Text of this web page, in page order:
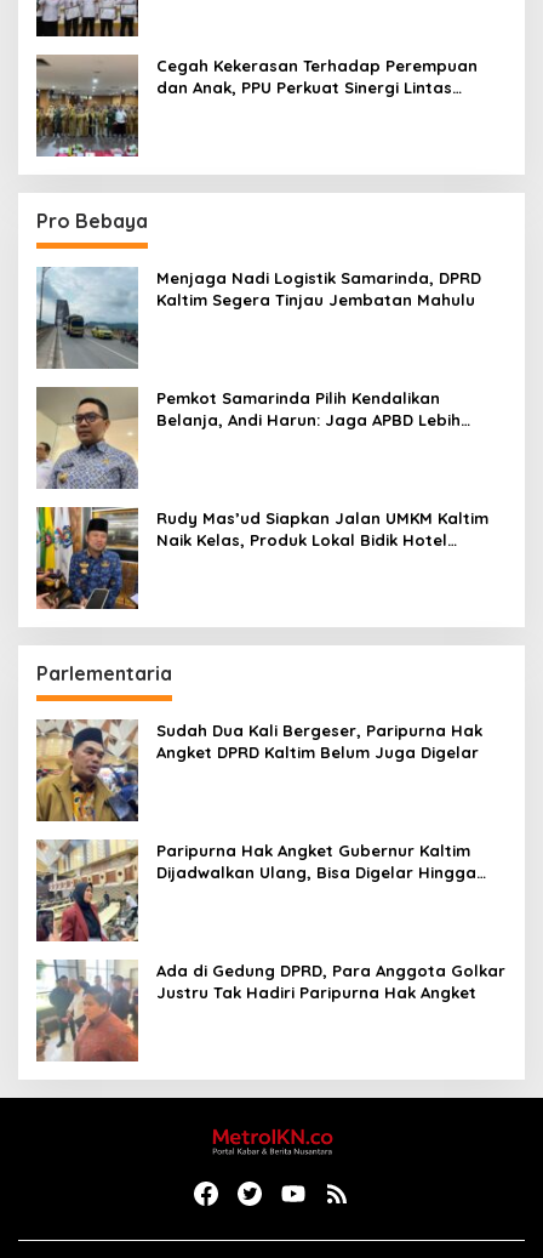
Cegah Kekerasan Terhadap Perempuan
dan Anak, PPU Perkuat Sinergi Lintas
Pro Bebaya
Menjaga Nadi Logistik Samarinda, DPRD
Kaltim Segera Tinjau Jembatan Mahulu
Pemkot Samarinda Pilih Kendalikan
Belanja, Andi Harun: Jaga APBD Lebih
Rudy Mas’ud Siapkan Jalan UMKM Kaltim
Naik Kelas, Produk Lokal Bidik Hotel
Parlementaria
Sudah Dua Kali Bergeser, Paripurna Hak
Angket DPRD Kaltim Belum Juga Digelar
Paripurna Hak Angket Gubernur Kaltim
Dijadwalkan Ulang, Bisa Digelar Hingga
Ada di Gedung DPRD, Para Anggota Golkar
Justru Tak Hadiri Paripurna Hak Angket